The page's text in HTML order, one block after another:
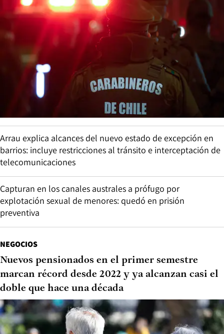
Arrau explica alcances del nuevo estado de excepción en
barrios: incluye restricciones al tránsito e interceptación de
telecomunicaciones
Capturan en los canales australes a prófugo por
explotación sexual de menores: quedó en prisión
preventiva
NEGOCIOS
Nuevos pensionados en el primer semestre
marcan récord desde 2022 y ya alcanzan casi el
doble que hace una década